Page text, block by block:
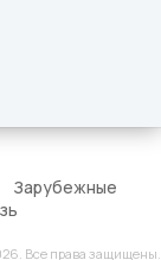
Зарубежные
Все права защищены.